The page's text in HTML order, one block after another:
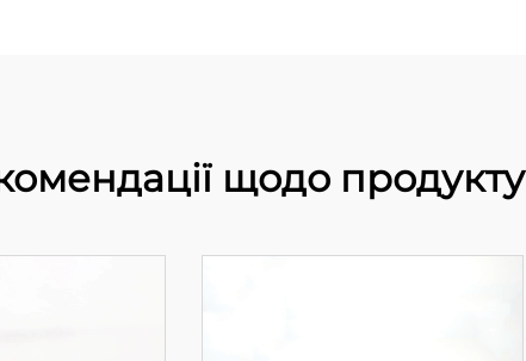
щодо продукту